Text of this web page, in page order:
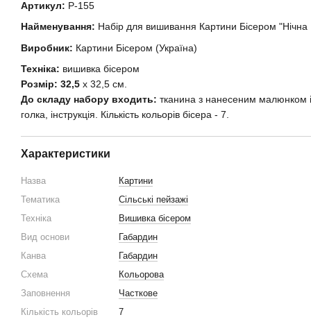
Артикул: Р-155
Найменування: Набір для вишивання Картини Бісером "Нічна
Виробник: Картини Бісером (Україна)
Техніка: вишивка бісером
Розмір: 32,5 х 32,5 см.
До складу набору входить: тканина з нанесеним малюнком
голка, інструкція. Кількість кольорів бісера - 7.
Характеристики
Назва
Картини
Тематика
Сільські пейзажі
Техніка
Вишивка бісером
Вид основи
Габардин
Канва
Габардин
Схема
Кольорова
Заповнення
Часткове
Кількість кольорів
7